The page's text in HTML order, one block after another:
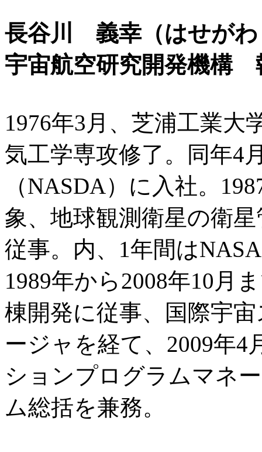
長谷川 義幸（はせが
宇宙航空研究開発機構
1976年3月、芝浦工業大
気工学専攻修了。同年4
（NASDA）に入社。
象、地球観測衛星の衛
従事。内、1年間は
1989年から2008年10月
棟開発に従事、国際宇
ージャを経て、2009年4
ションプログラムマネ
ム総括を兼務。